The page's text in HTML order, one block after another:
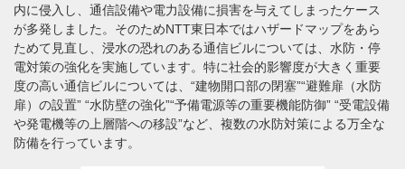
内に侵入し、通信設備や電力設備に損害を与えてしまったケース
が多発しました。そのためNTT東日本ではハザードマップをあら
ためて見直し、浸水の恐れのある通信ビルについては、水防・停
電対策の強化を実施しています。特に社会的影響度が大きく重要
度の高い通信ビルについては、“建物開口部の閉塞”“避難扉（水防
扉）の設置” “水防壁の強化”“予備電源等の重要機能防御” “受電設備
や発電機等の上層階への移設”など、複数の水防対策による万全な
防備を行っています。